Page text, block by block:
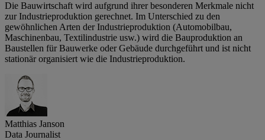
Die Bauwirtschaft wird aufgrund ihrer besonderen Merkmale nicht
zur Industrieproduktion gerechnet. Im Unterschied zu den
gewöhnlichen Arten der Industrieproduktion (Automobilbau,
Maschinenbau, Textilindustrie usw.) wird die Bauproduktion an
Baustellen für Bauwerke oder Gebäude durchgeführt und ist nicht
stationär organisiert wie die Industrieproduktion.
Matthias Janson
Data Journalist